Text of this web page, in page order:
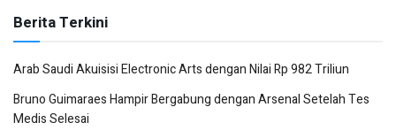
Berita Terkini
Arab Saudi Akuisisi Electronic Arts dengan Nilai Rp 982 Triliun
Bruno Guimaraes Hampir Bergabung dengan Arsenal Setelah Tes
Medis Selesai